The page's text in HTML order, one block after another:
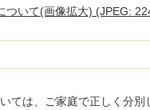
ついて(画像拡大) (JPEG:
ては、ご家庭で正しく分別